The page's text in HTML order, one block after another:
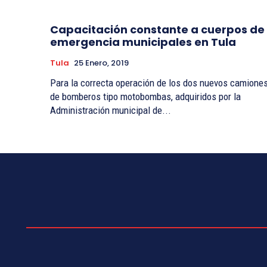
Capacitación constante a cuerpos de
emergencia municipales en Tula
Tula 25 Enero, 2019
Para la correcta operación de los dos nuevos
de bomberos tipo motobombas, adquiridos por la
Administración municipal de...